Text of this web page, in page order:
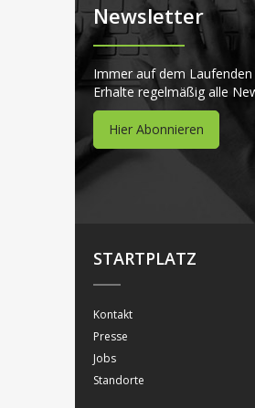
Newsletter
Immer auf dem Laufenden
Erhalte regelmäßig alle
Hier Abonnieren
STARTPLATZ
Kontakt
Presse
Jobs
Standorte